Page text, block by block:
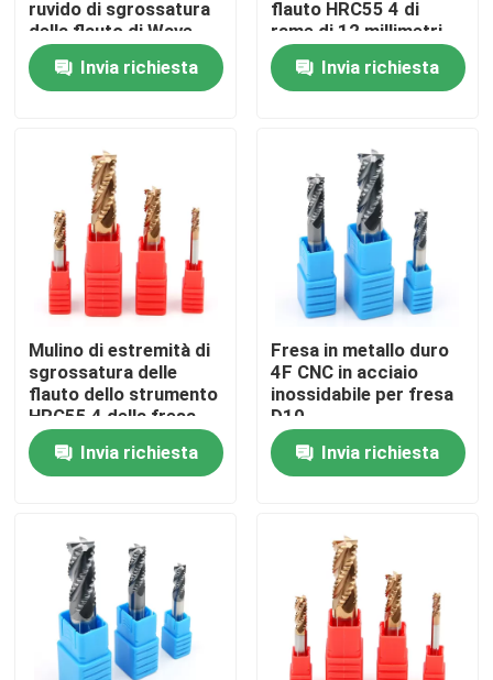
Casa
Chi siamo
Giro della fabbrica
Controllo di qualità
Contattaci
Richiedi un preventivo
Inserzioni del carburo di tungsteno
ruvido di sgrossatura
della flauto di Wave
del carburo della fresa
Invia richiesta
flauto HRC55 4 di
rame di 12 millimetri
Endmill HRC 55
ricopertoInvia richiesta
Mulino di estremità di
sgrossatura delle
flauto dello strumento
HRC55 4 della fresa
del carburo di CNC per
acciaio inossidabile
Invia richiesta
Fresa in metallo duro
4F CNC in acciaio
inossidabile per fresa
D10
Invia richiesta